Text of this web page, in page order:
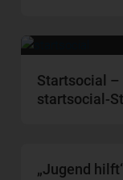
Startsocial –
startsocial-
„Jugend